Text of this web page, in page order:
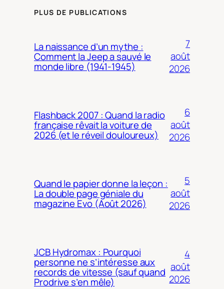
PLUS DE PUBLICATIONS
La naissance d’un mythe :
Comment la Jeep a sauvé le
monde libre (1941-1945)
7
août
2026
Flashback 2007 : Quand la radio
française rêvait la voiture de
2026 (et le réveil douloureux)
6
août
2026
Quand le papier donne la leçon :
La double page géniale du
magazine Evo (Août 2026)
5
août
2026
JCB Hydromax : Pourquoi
personne ne s’intéresse aux
records de vitesse (sauf quand
Prodrive s’en mêle)
4
août
2026